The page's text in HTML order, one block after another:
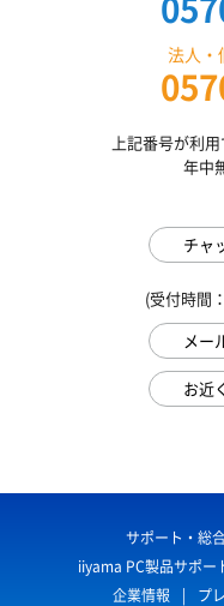
法人・
上記番号が利
年中
チャ
(受付時間
メー
お近
サポート・総
iiyama PC製品サポー
企業情報
プ